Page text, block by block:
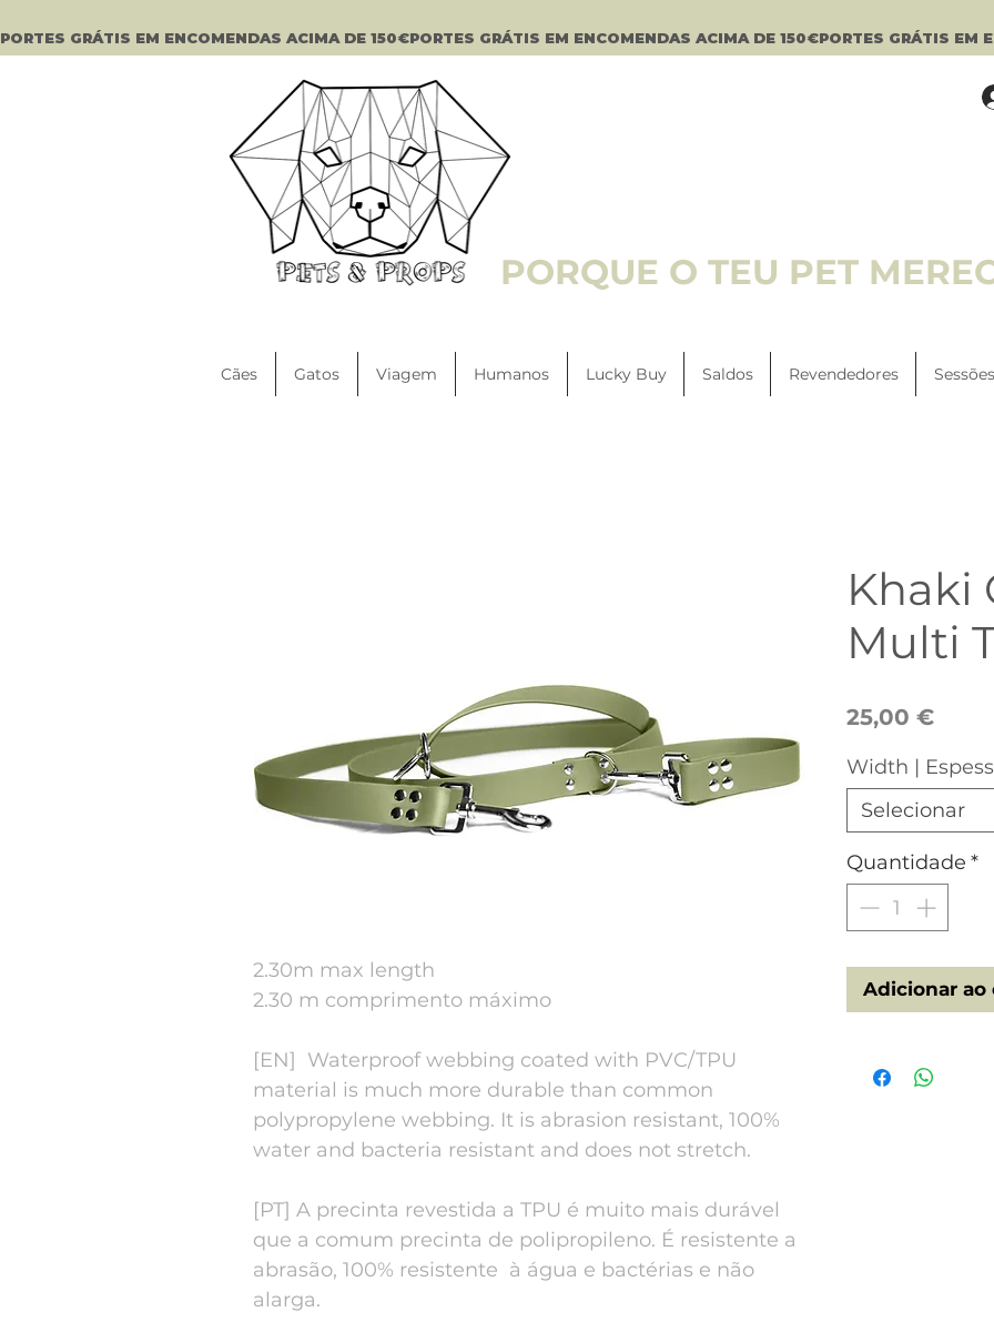
PORTES GRÁTIS EM ENCOMENDAS ACIMA DE 150€
PORQUE O TEU PET
Cães Gatos Viagem Humanos Lucky Buy Saldos Revendedores
2.30m max length
2.30 m comprimento máximo
[EN] Waterproof webbing coated with PVC/TPU
material is much more durable than common
polypropylene webbing. It is abrasion resistant, 100%
water and bacteria resistant and does not stretch.
[PT] A precinta revestida a TPU é muito mais durável
que a comum precinta de polipropileno. É resistente a
abrasão, 100% resistente à água e bactérias e não
alarga.
Khaki
Multi
25,00 €Preço
Width |
Selecionar
Quantidade *
Adicionar ao